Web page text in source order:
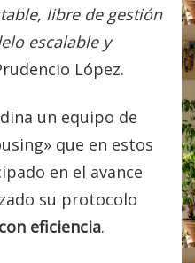
libre de gestión
escalable y
López.
un equipo de
que en estos
en el avance
su protocolo
con eficiencia.